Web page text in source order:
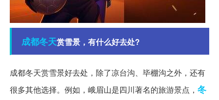
成都冬天赏雪景，有什么好去处?
成都冬天赏雪景好去处，除了凉台沟、毕棚沟之外，还有
很多其他选择。例如，峨眉山是四川著名的旅游景点， 冬